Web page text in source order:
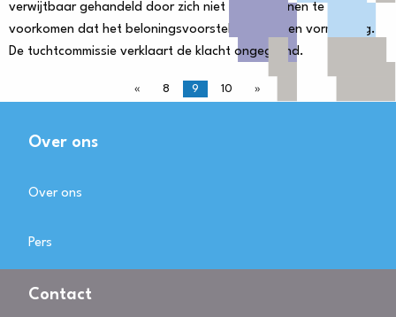
verwijtbaar gehandeld door zich niet in te spannen te
voorkomen dat het beloningsvoorstel de gekozen vorm kreeg.
De tuchtcommissie verklaart de klacht ongegrond.
« 8 9 10 »
Over ons
Over ons
Pers
Contact